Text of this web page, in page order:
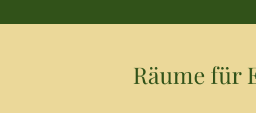
Hauptinhalt
Räume für